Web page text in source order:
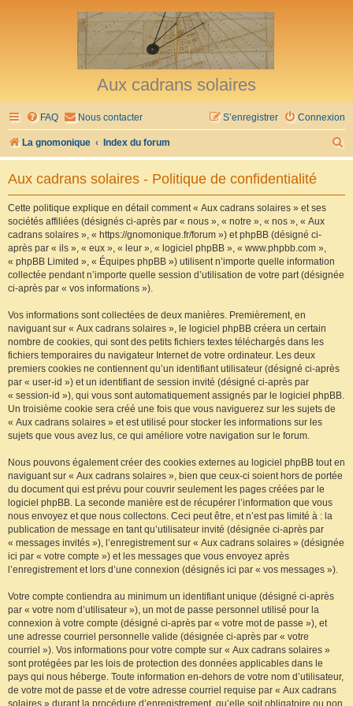
Aux cadrans solaires
FAQ Nous contacter Connexion
S’enregistrer
La gnomonique Index du forum
e
Aux cadrans solaires - Politique de confidentialité
Cette politique explique en détail comment « Aux cadrans solaires » et ses
sociétés affiliées (désignés ci-après par « nous », « notre », « nos », « Aux
cadrans solaires », « https://gnomonique.fr/forum ») et phpBB (désigné ci-
après par « ils », « eux », « leur », « logiciel phpBB », « www.phpbb.com »,
« phpBB Limited », « Équipes phpBB ») utilisent n’importe quelle information
collectée pendant n’importe quelle session d’utilisation de votre part (désignée
ci-après par « vos informations »).
Vos informations sont collectées de deux manières. Premièrement, en
naviguant sur « Aux cadrans solaires », le logiciel phpBB créera un certain
nombre de cookies, qui sont des petits fichiers textes téléchargés dans les
fichiers temporaires du navigateur Internet de votre ordinateur. Les deux
premiers cookies ne contiennent qu’un identifiant utilisateur (désigné ci-après
par « user-id ») et un identifiant de session invité (désigné ci-après par
« session-id »), qui vous sont automatiquement assignés par le logiciel phpBB.
Un troisième cookie sera créé une fois que vous naviguerez sur les sujets de
« Aux cadrans solaires » et est utilisé pour stocker les informations sur les
sujets que vous avez lus, ce qui améliore votre navigation sur le forum.
Nous pouvons également créer des cookies externes au logiciel phpBB tout en
naviguant sur « Aux cadrans solaires », bien que ceux-ci soient hors de portée
du document qui est prévu pour couvrir seulement les pages créées par le
logiciel phpBB. La seconde manière est de récupérer l’information que vous
nous envoyez et que nous collectons. Ceci peut être, et n’est pas limité à : la
publication de message en tant qu’utilisateur invité (désignée ci-après par
« messages invités »), l’enregistrement sur « Aux cadrans solaires » (désignée
ici par « votre compte ») et les messages que vous envoyez après
l’enregistrement et lors d’une connexion (désignés ici par « vos messages »).
Votre compte contiendra au minimum un identifiant unique (désigné ci-après
par « votre nom d’utilisateur »), un mot de passe personnel utilisé pour la
connexion à votre compte (désigné ci-après par « votre mot de passe »), et
une adresse courriel personnelle valide (désignée ci-après par « votre
courriel »). Vos informations pour votre compte sur « Aux cadrans solaires »
sont protégées par les lois de protection des données applicables dans le
pays qui nous héberge. Toute information en-dehors de votre nom d’utilisateur,
de votre mot de passe et de votre adresse courriel requise par « Aux cadrans